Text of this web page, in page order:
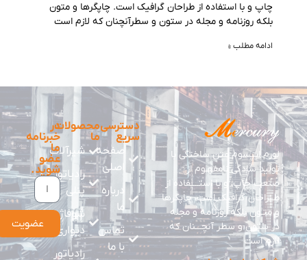
چاپ و با استفاده از طراحان گرافیک است. چاپگرها و متون
بلکه روزنامه و مجله در ستون و سطرآنچنان که لازم است
ادامه مطلب »
لورم ایپسوم متن ساختگی با
تولید سادگی نامفهـوم از
صنعت چاپ، و با استــــفاده از
طــراحان گرافیک است، چاپگرها
و متـون بلکه روزنامه و مجله
در ستون و سطر آنچـــنان که
لازم است
دسترسی
سریع
صفحه
اصلی
درباره
ما
تماس
با ما
محصولات
ما
شیرآلات
رادیاتور
پنلی
شوفاژ
دیواری
رادیاتور
در
خبرنامه
ما
عضو
شوید.
عضویت